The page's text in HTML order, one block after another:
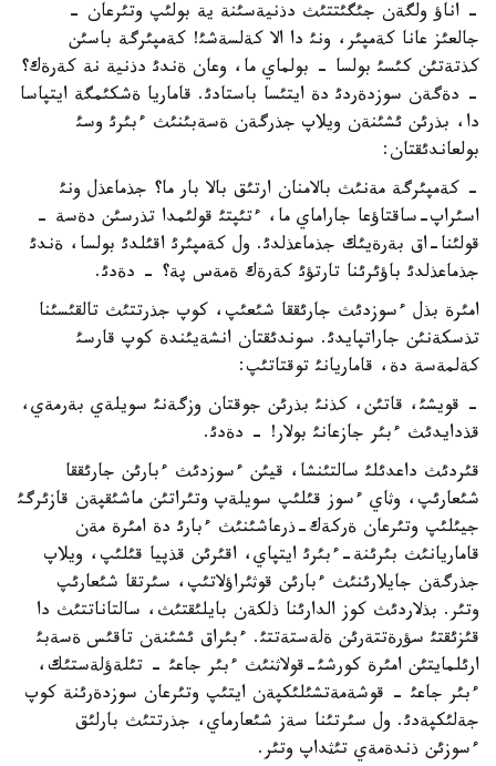
- اناؤ ولگةن جئگئتتئث دذنيةسئنة ية بولئپ وتئرعان -
جالعئز عانا كةمپئر، ونئ دا الا كةلسةشئ! كةمپئرگة باسئن
كذتةتئن كئسئ بولسا - بولماي ما، وعان ةندئ دذنية نة كةرةك؟
- دةگةن سوزدةردئ دة ايتئسا باستادئ. قاماريا ةشكئمگة ايتپاسا
دا، بذرئن ئشئنةن ويلاپ جذرگةن ةسةبئنئث ءبئرئ وسئ
بولعاندئقتان:
- كةمپئرگة مةنئث بالامنان ارتئق بالا بار ما؟ جذماعذل ونئ
اسئراپ-ساقتاؤعا جاراماي ما، ءتئپتئ قولئمدا تذرسئن دةسة -
قولئنا-اق بةرةيئك جذماعذلدئ. ول كةمپئرئ اقئلدئ بولسا، ةندئ
جذماعذلدئ باؤئرئنا تارتؤئ كةرةك ةمةس پة؟ - دةدئ.
امئرة بذل ءسوزدئث جارئققا شئعئپ، كوپ جذرتتئث تالقئسئنا
تذسكةنئن جاراتپايدئ. سوندئقتان انشةيئندة كوپ قارسئ
كةلمةسة دة، قاماريانئ توقتاتئپ:
- قويشئ، قاتئن، كذنئ بذرئن جوقتان وزگةنئ سويلةي بةرمةي،
قذدايدئث ءبئر جازعانئ بولار! - دةدئ.
قئردئث داعدئلئ سالتئنشا، قيئن ءسوزدئث ءبارئن جارئققا
شئعارئپ، وثاي ءسوز قئلئپ سويلةپ وتئراتئن ماشئقپةن قازئرگئ
جيئلئپ وتئرعان ةركةك-ذرعاشئنئث ءبارئ دة امئرة مةن
قاماريانئث بئرئنة-ءبئرئ ايتپاي، اقئرئن قذپيا قئلئپ، ويلاپ
جذرگةن جايلارئنئث ءبارئن قوثئراؤلاتئپ، سئرتقا شئعارئپ
وتئر. بذلاردئث كوز الدارئنا ذلكةن بايلئقتئث، سالتاناتتئث دا
قئزئقتئ سؤرةتتةرئن ةلةستةتتئ. ءبئراق ئشئنةن تاقئس ةسةبئ
ارئلمايتئن امئرة كورشئ-قولاثنئث ءبئر جاعئ - تئلةؤلةستئك،
ءبئر جاعئ - قوشةمةتشئلئكپةن ايتئپ وتئرعان سوزدةرئنة كوپ
جةلئكپةدئ. ول سئرتئنا سةز شئعارماي، جذرتتئث بارلئق
ءسوزئن ذندةمةي تئثداپ وتئر.